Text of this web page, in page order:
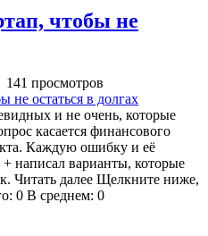
чтобы не
141 просмотров
и не очень, которые
касается финансового
Каждую ошибку и её
написал варианты, которые
Читать далее Щелкните ниже,
0 В среднем: 0